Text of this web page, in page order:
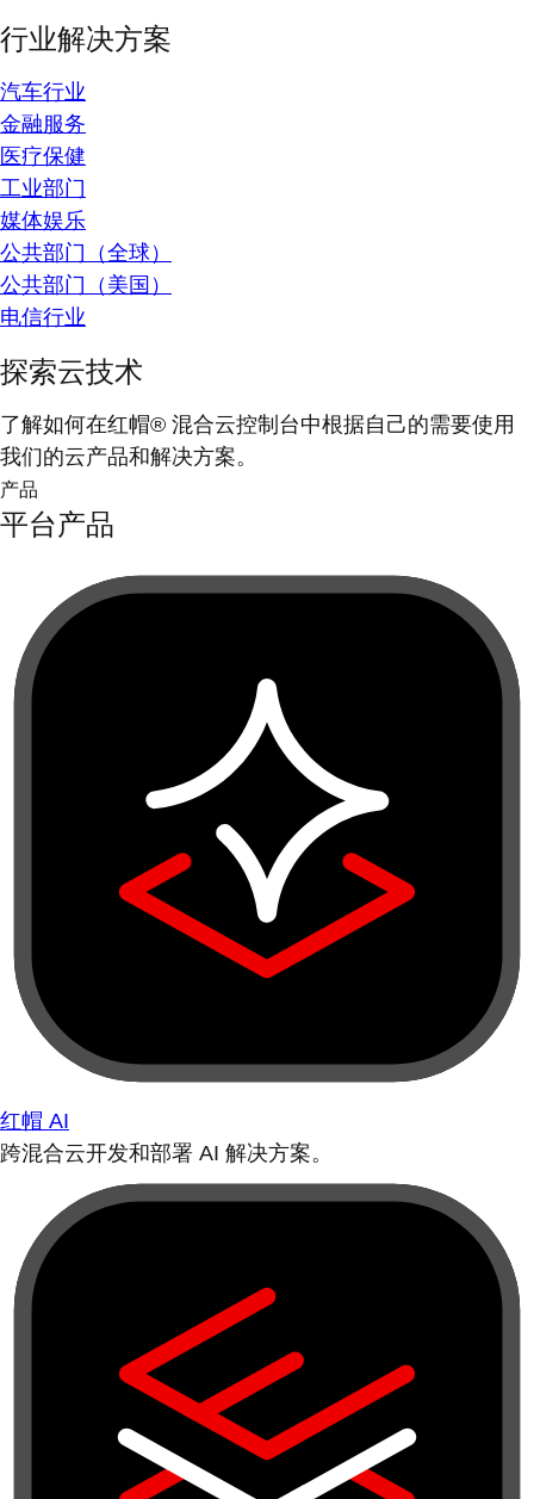
行业解决方案
汽车行业
金融服务
医疗保健
工业部门
媒体娱乐
公共部门（全球）
公共部门（美国）
电信行业
探索云技术
了解如何在红帽® 混合云控制台中根据自己的需要使用
我们的云产品和解决方案。
产品
平台产品
红帽 AI
跨混合云开发和部署 AI 解决方案。